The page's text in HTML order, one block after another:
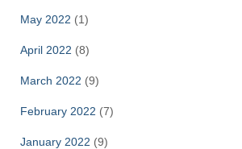
May 2022 (1)
April 2022 (8)
March 2022 (9)
February 2022 (7)
January 2022 (9)